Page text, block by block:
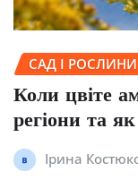
САД І РОСЛИНИ
Коли цвіте
регіони та
Ірина